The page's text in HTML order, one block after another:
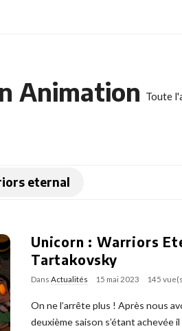
Animation Toute
eternal
Unicorn : Warriors
Tartakovsky
Dans Actualités 15 mai 2023 145
On ne l’arrête plus ! Après nous
deuxième saison s’étant achevée